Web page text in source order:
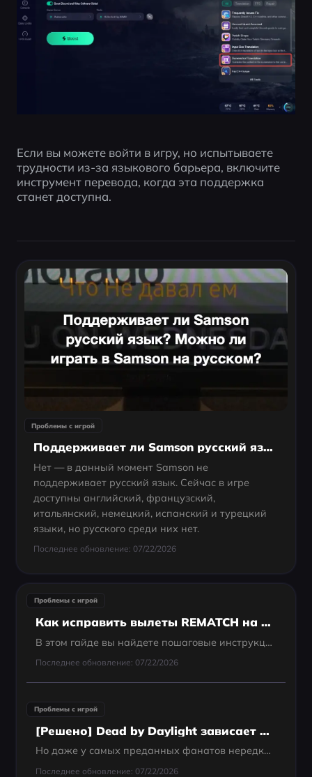
Если вы можете войти в игру, но испытываете
трудности из-за языкового барьера, включите
инструмент перевода, когда эта поддержка
станет доступна.
Проблемы с игрой
Поддерживает ли Samson русский язык? Можно ли играть в Samson на русском?
Нет — в данный момент Samson не
поддерживает русский язык. Сейчас в игре
доступны английский, французский,
итальянский, немецкий, испанский и турецкий
языки, но русского среди них нет.
Последнее обновление: 07/22/2026
Проблемы с игрой
Как исправить вылеты REMATCH на ПК: причины и решения
В этом гайде вы найдете пошаговые инструкции, как устранить вылеты REMATCH на ПК.
Последнее обновление: 07/22/2026
Проблемы с игрой
[Решено] Dead by Daylight зависает на экране загрузки: как исправить?
Но даже у самых преданных фанатов нередко возникает раздражающая проблема: Dead by Daylight зависает на экране загрузки и просто не запускается.
Последнее обновление: 07/22/2026